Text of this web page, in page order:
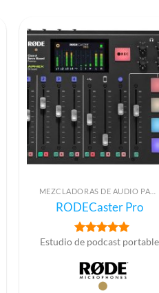
RODECaster Pro
Valorado con5de 5
Estudio de podcast portable